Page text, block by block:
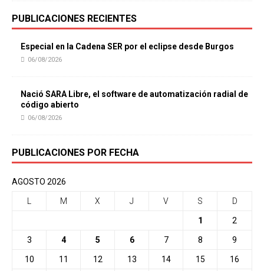
PUBLICACIONES RECIENTES
Especial en la Cadena SER por el eclipse desde Burgos
06/08/2026
Nació SARA Libre, el software de automatización radial de
código abierto
06/08/2026
PUBLICACIONES POR FECHA
AGOSTO 2026
M X J V S D
1 2
3 4 5 6 7 8 9
10 11 12 13 14 15 16